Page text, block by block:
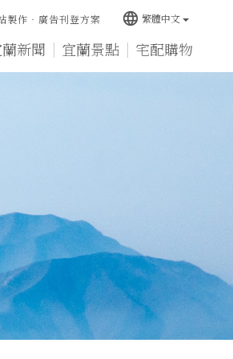
新聞 宜蘭景點 宅配購物
製作‧廣告刊登方案 language 繁體中文